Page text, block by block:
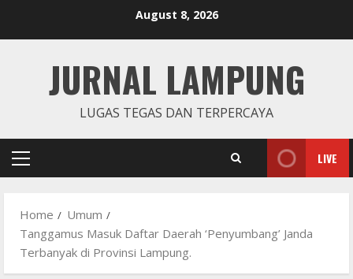
August 8, 2026
JURNAL LAMPUNG
LUGAS TEGAS DAN TERPERCAYA
Primary
LIVE
Home
Umum
Tanggamus Masuk Daftar Daerah ‘Penyumbang’ Janda
Terbanyak di Provinsi Lampung.